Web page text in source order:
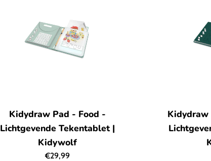
Kidydraw Pad - Food -
Lichtgevende Tekentablet |
Kidywolf
Normale
€29,99
Kidydraw